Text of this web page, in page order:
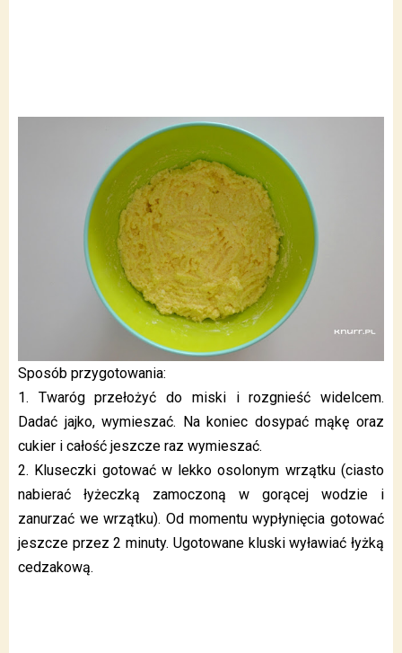
Sposób przygotowania:
1. Twaróg przełożyć do miski i rozgnieść widelcem.
Dadać jajko, wymieszać. Na koniec dosypać mąkę oraz
cukier i całość jeszcze raz wymieszać.
2. Kluseczki gotować w lekko osolonym wrzątku (ciasto
nabierać łyżeczką zamoczoną w gorącej wodzie i
zanurzać we wrzątku). Od momentu wypłynięcia gotować
jeszcze przez 2 minuty. Ugotowane kluski wyławiać łyżką
cedzakową.